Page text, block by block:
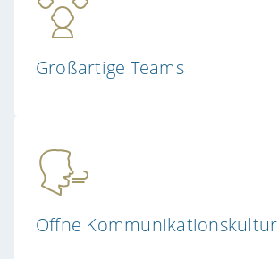
Großartige Teams
Offne Kommunikationskultur